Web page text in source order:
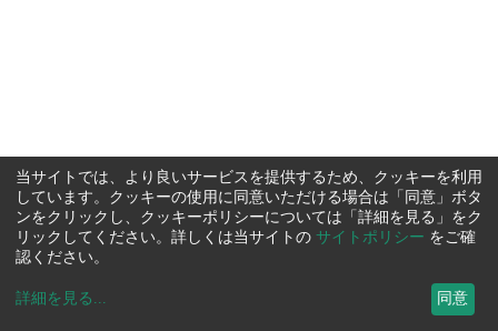
当サイトでは、より良いサービスを提供するため、クッキーを利用
しています。クッキーの使用に同意いただける場合は「同意」ボタ
ンをクリックし、クッキーポリシーについては「詳細を見る」をク
リックしてください。詳しくは当サイトの サイトポリシー をご確
認ください。
詳細を見る ... 同意